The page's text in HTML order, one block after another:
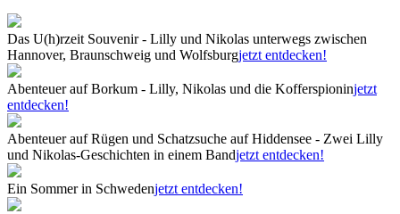
Das U(h)rzeit Souvenir - Lilly und Nikolas unterwegs zwischen
Hannover, Braunschweig und Wolfsburgjetzt entdecken!
Abenteuer auf Borkum - Lilly, Nikolas und die Kofferspioninjetzt
entdecken!
Abenteuer auf Rügen und Schatzsuche auf Hiddensee - Zwei Lilly
und Nikolas-Geschichten in einem Bandjetzt entdecken!
Ein Sommer in Schwedenjetzt entdecken!